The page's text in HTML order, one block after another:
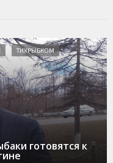
готовятся к
ТИХРЫБКОМ